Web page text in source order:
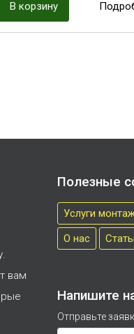
В корзину
вам
Полезные
Услуги
О нас
Напишите
Отправьте